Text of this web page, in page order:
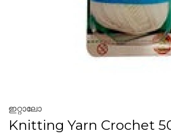
ഇറ്റാലോ
Knitting Yarn Crochet